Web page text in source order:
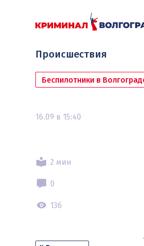
Происшествия
Беспилотники в
16.09 в 15:40
2 мин
0
136